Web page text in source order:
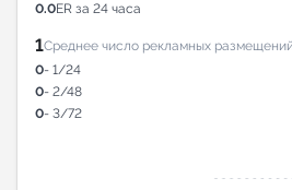
0.0ER за 24 часа
1Среднее число рекламных
0- 1/24
0- 2/48
0- 3/72